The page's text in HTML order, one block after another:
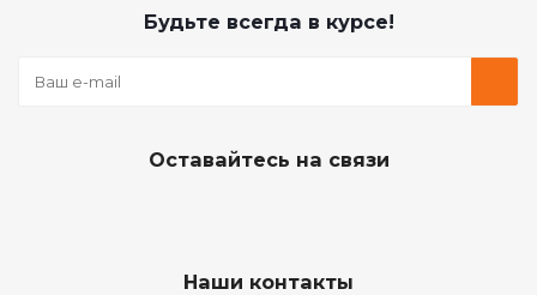
Будьте всегда в курсе!
Оставайтесь на связи
Наши контакты